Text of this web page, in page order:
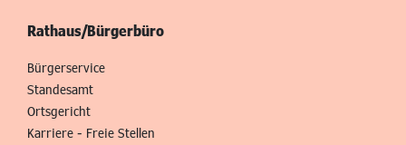
Rathaus/Bürgerbüro
Bürgerservice
Standesamt
Ortsgericht
Karriere - Freie Stellen